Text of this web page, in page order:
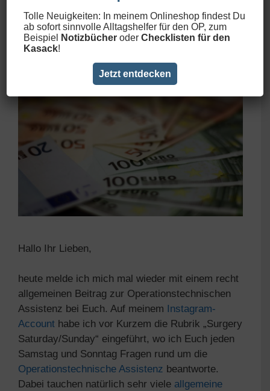
– Gehalt, Urlaub, Praktikum
25. Januar 2021 vonFranzi
Hallo Ihr Lieben,
heute melde ich mich mal wieder mit einem recht
allgemeinen Beitrag zur Operationstechnischen
Assistenz bei Euch. Auf meinem Instagram-
Account habe ich vor Kurzem die Rubrik „Surgery
Saturday/Sunday“ eingeführt, wo ich Euch jeden
Samstag und Sonntag Fragen rund um die
Operationstechnische Assistenz beantworte.
Dabei tauchen natürlich sehr viele allgemeine
Tolle Neuigkeiten: In meinem Onlineshop findest Du
ab sofort sinnvolle Alltagshelfer für den OP, zum
Beispiel
Notizbücher oderChecklisten für den
Kasack!
Jetzt entdecken